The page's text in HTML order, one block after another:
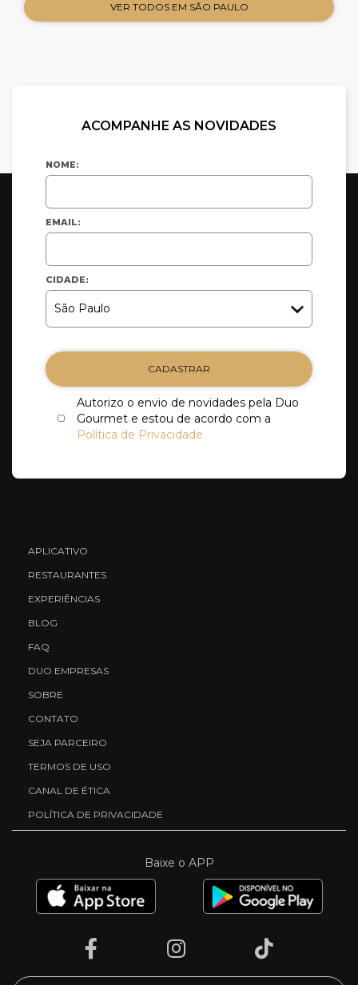
VER TODOS EM SÃO PAULO
ACOMPANHE AS NOVIDADES
NOME:
EMAIL:
CIDADE:
CADASTRAR
Autorizo o envio de novidades pela Duo
Gourmet e estou de acordo com a
Política de Privacidade
APLICATIVO
RESTAURANTES
EXPERIÊNCIAS
BLOG
FAQ
DUO EMPRESAS
SOBRE
CONTATO
SEJA PARCEIRO
TERMOS DE USO
CANAL DE ÉTICA
POLÍTICA DE PRIVACIDADE
Baixe o APP